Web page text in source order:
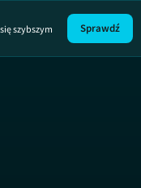
szybszym
Sprawdź